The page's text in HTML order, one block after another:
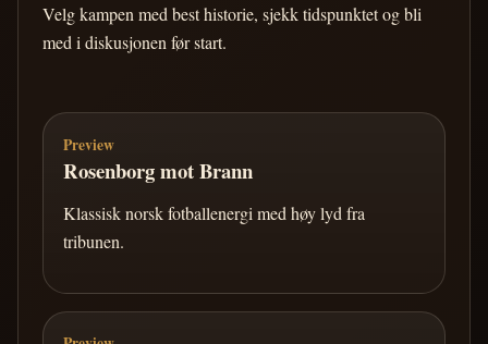
Velg kampen med best historie, sjekk tidspunktet og bli
med i diskusjonen før start.
Preview
Rosenborg mot Brann
Klassisk norsk fotballenergi med høy lyd fra
tribunen.